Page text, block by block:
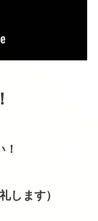
します）